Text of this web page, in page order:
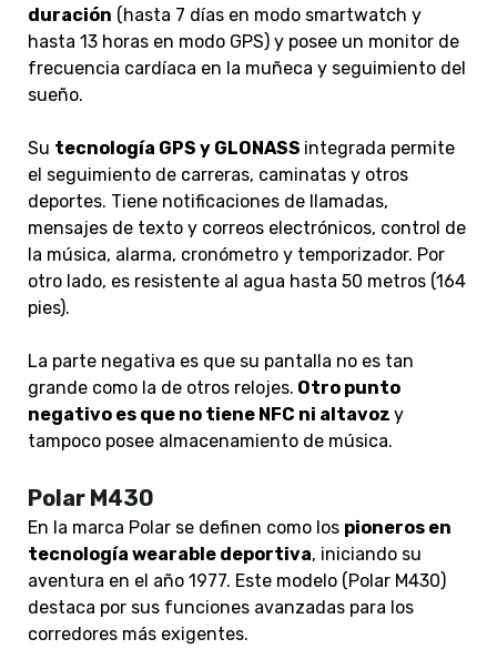
duración (hasta 7 días en modo smartwatch y
hasta 13 horas en modo GPS) y posee un monitor de
frecuencia cardíaca en la muñeca y seguimiento del
sueño.
Su tecnología GPS y GLONASS integrada permite
el seguimiento de carreras, caminatas y otros
deportes. Tiene notificaciones de llamadas,
mensajes de texto y correos electrónicos, control de
la música, alarma, cronómetro y temporizador. Por
otro lado, es resistente al agua hasta 50 metros (164
pies).
La parte negativa es que su pantalla no es tan
grande como la de otros relojes. Otro punto
negativo es que no tiene NFC ni altavoz y
tampoco posee almacenamiento de música.
Polar M430
En la marca Polar se definen como los pioneros en
tecnología wearable deportiva, iniciando su
aventura en el año 1977. Este modelo (Polar M430)
destaca por sus funciones avanzadas para los
corredores más exigentes.